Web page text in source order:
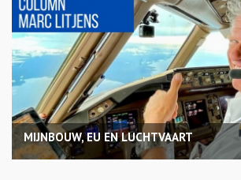
MIJNBOUW, EU EN LUCHTVAART